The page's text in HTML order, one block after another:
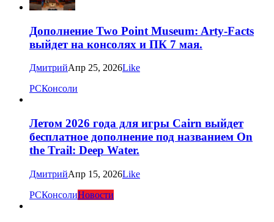
Дополнение Two Point Museum: Arty-Facts
выйдет на консолях и ПК 7 мая.
ДмитрийАпр 25, 2026Like
PCКонсоли
Летом 2026 года для игры Cairn выйдет
бесплатное дополнение под названием On
the Trail: Deep Water.
ДмитрийАпр 15, 2026Like
PCКонсолиНовости